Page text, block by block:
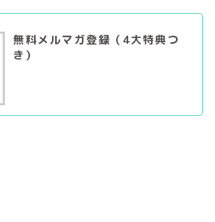
無料メルマガ登録（4大特典つ
き）